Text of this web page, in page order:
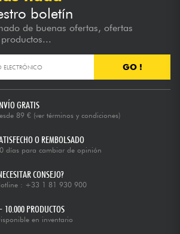
boletín
de buenas ofertas, ofertas
GO !
GRATIS
89 € (ver términos y condiciones)
O REMBOLSADO
días para cambiar de opinión
CONSEJO?
: +33 1 81 930 900
10.000 PRODUCTOS
en inventario